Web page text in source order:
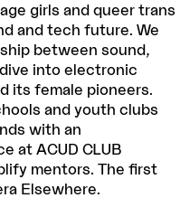
girls and queer trans
and tech future. We
between sound,
into electronic
its female pioneers.
and youth clubs
with an
at ACUD CLUB
mentors. The first
Elsewhere.